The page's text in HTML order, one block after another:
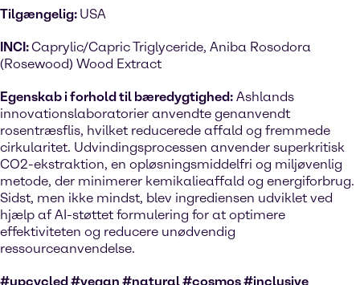
Tilgængelig: USA
INCI:Caprylic/Capric Triglyceride, Aniba Rosodora
(Rosewood) Wood Extract
Egenskab i forhold til bæredygtighed: Ashlands
innovationslaboratorier anvendte genanvendt
rosentræsflis, hvilket reducerede affald og fremmede
cirkularitet. Udvindingsprocessen anvender superkritisk
CO2-ekstraktion, en opløsningsmiddelfri og miljøvenlig
metode, der minimerer kemikalieaffald og energiforbrug.
Sidst, men ikke mindst, blev ingrediensen udviklet ved
hjælp af AI-støttet formulering for at optimere
effektiviteten og reducere unødvendig
ressourceanvendelse.
#upcycled #vegan #natural #cosmos #inclusive